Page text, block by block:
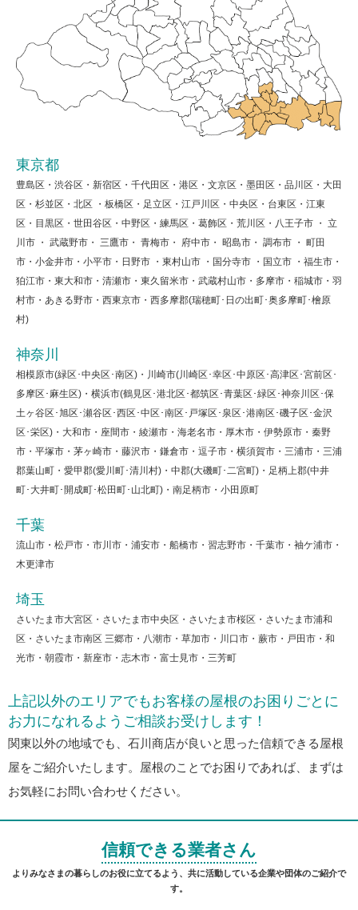
東京都
豊島区・渋谷区・新宿区・千代田区・港区・文京区・墨田区・品川区・大田
区・杉並区・北区 ・板橋区・足立区・江戸川区・中央区・台東区・江東
区・目黒区・世田谷区・中野区・練馬区・葛飾区・荒川区・八王子市 ・ 立
川市 ・ 武蔵野市・ 三鷹市・ 青梅市・ 府中市・ 昭島市・ 調布市 ・ 町田
市・小金井市・小平市・日野市 ・東村山市 ・国分寺市 ・国立市 ・福生市・
狛江市・東大和市・清瀬市・東久留米市・武蔵村山市・多摩市・稲城市・羽
村市・あきる野市・西東京市・西多摩郡(瑞穂町･日の出町･奥多摩町･檜原
村)
神奈川
相模原市(緑区･中央区･南区)・川崎市(川崎区･幸区･中原区･高津区･宮前区･
多摩区･麻生区)・横浜市(鶴見区･港北区･都筑区･青葉区･緑区･神奈川区･保
土ヶ谷区･旭区･瀬谷区･西区･中区･南区･戸塚区･泉区･港南区･磯子区･金沢
区･栄区)・大和市・座間市・綾瀬市・海老名市・厚木市・伊勢原市・秦野
市・平塚市・茅ヶ崎市・藤沢市・鎌倉市・逗子市・横須賀市・三浦市・三浦
郡葉山町・愛甲郡(愛川町･清川村)・中郡(大磯町･二宮町)・足柄上郡(中井
町･大井町･開成町･松田町･山北町)・南足柄市・小田原町
千葉
流山市・松戸市・市川市・浦安市・船橋市・習志野市・千葉市・袖ケ浦市・
木更津市
埼玉
さいたま市大宮区・さいたま市中央区・さいたま市桜区・さいたま市浦和
区・さいたま市南区 三郷市・八潮市・草加市・川口市・蕨市・戸田市・和
光市・朝霞市・新座市・志木市・富士見市・三芳町
上記以外のエリアでもお客様の屋根のお困りごとに
お力になれるようご相談お受けします！
関東以外の地域でも、石川商店が良いと思った信頼できる屋根
屋をご紹介いたします。屋根のことでお困りであれば、まずは
お気軽にお問い合わせください。
信頼できる業者さん
よりみなさまの暮らしのお役に立てるよう、共に活動している企業や団体のご紹介で
す。